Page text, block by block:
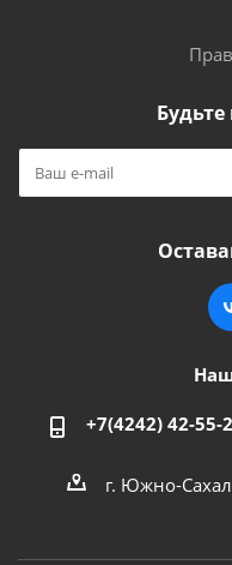
Будьте
+7(4242) 42-55-
г. Южно-